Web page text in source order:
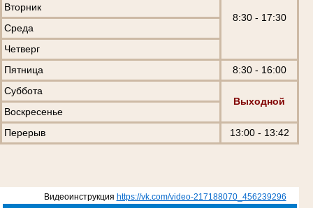
8:30 - 17:30
Вторник
Среда
Четверг
Пятница
8:30 - 16:00
Суббота
Выходной
Воскресенье
Перерыв
13:00 - 13:42
Видеоинструкция https://vk.com/video-217188070_456239296